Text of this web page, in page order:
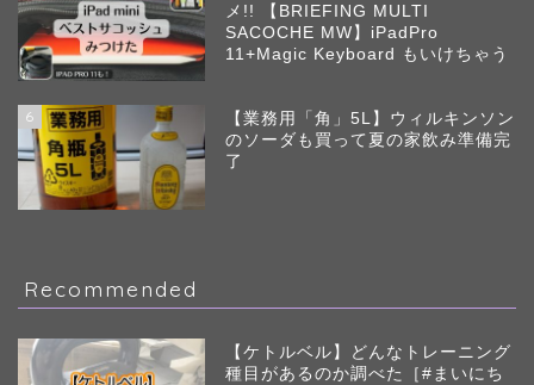
メ!! 【BRIEFING MULTI
SACOCHE MW】iPadPro
11+Magic Keyboard もいけちゃう
6
【業務用「角」5L】ウィルキンソン
のソーダも買って夏の家飲み準備完
了
Recommended
【ケトルベル】どんなトレーニング
種目があるのか調べた［#まいにち